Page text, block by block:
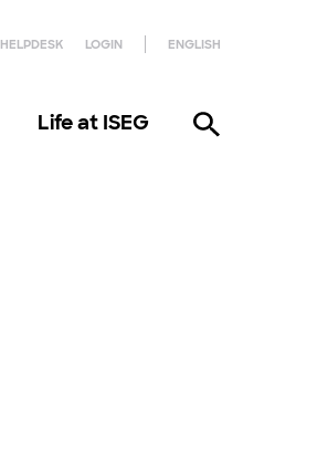
HELPDESK LOGIN ENGLISH
Life at ISEG